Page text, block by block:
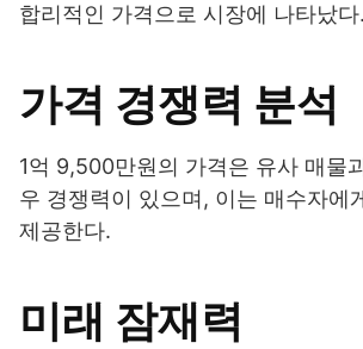
합리적인 가격으로 시장에 나타났다.
가격 경쟁력 분석
1억 9,500만원의 가격은 유사 매물
우 경쟁력이 있으며, 이는 매수자에
제공한다.
미래 잠재력